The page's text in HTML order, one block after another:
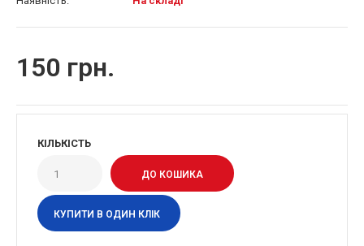
150 грн.
КІЛЬКІСТЬ
КУПИТИ В ОДИН КЛІК